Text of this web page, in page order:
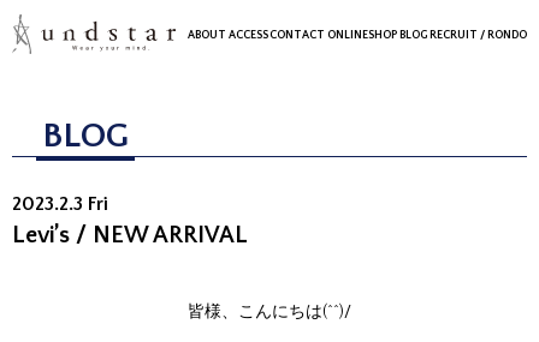
ABOUT ACCESSCONTACT ONLINESHOP BLOG RECRUIT / RONDO
BLOG
2023.2.3 Fri
Levi’s / NEW ARRIVAL
皆様、こんにちは(^^)/